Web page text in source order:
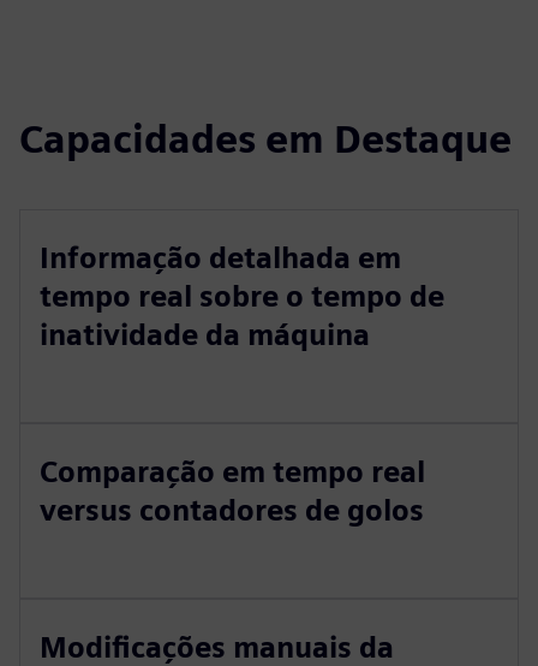
Capacidades em Destaque
Informação detalhada em
tempo real sobre o tempo de
inatividade da máquina
Comparação em tempo real
versus contadores de golos
Modificações manuais da